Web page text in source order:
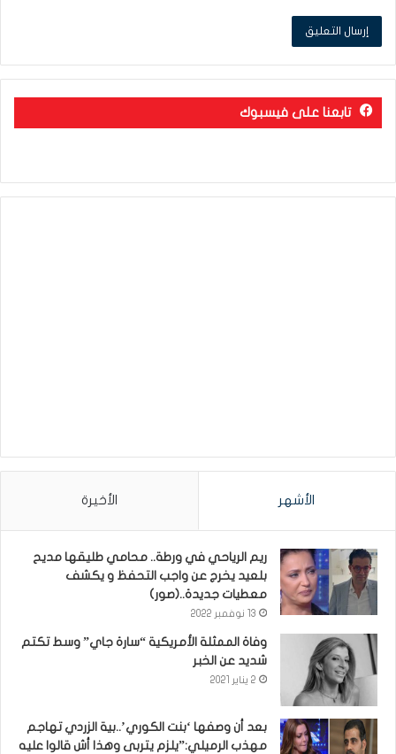
تابعنا على فيسبوك
الأشهر الأخيرة
ريم الرياحي في ورطة.. محامي طليقها مديح
بلعيد يخرج عن واجب التحفظ و يكشف
معطيات جديدة..(صور)
13 نوفمبر 2022
وفاة الممثلة الأمريكية “سارة جاي” وسط تكتم
شديد عن الخبر
2 يناير 2021
بعد أن وصفها ‘بنت الكوري’..بية الزردي تهاجم
مهذب الرميلي:”يلزم يتربى وهذا أش قالوا عليه